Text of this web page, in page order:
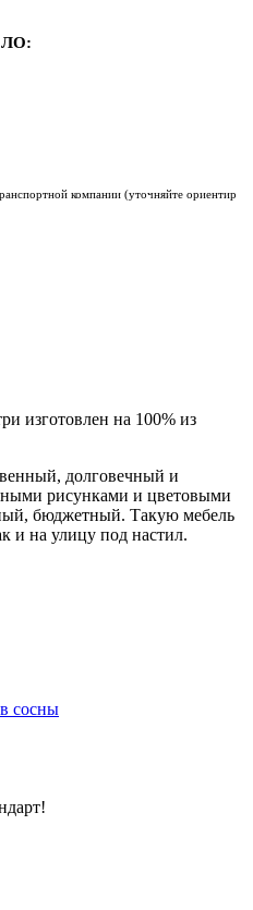
ЛО:
компании (уточняйте ориентир
изготовлен на 100% из
долговечный и
рисунками и цветовыми
бюджетный. Такую мебель
и на улицу под настил.
сосны